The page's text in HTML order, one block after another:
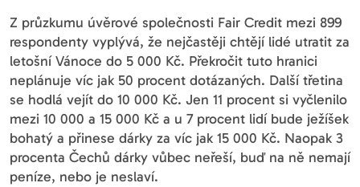
Z průzkumu úvěrové společnosti Fair Credit mezi 899
respondenty vyplývá, že nejčastěji chtějí lidé utratit za
letošní Vánoce do 5 000 Kč. Překročit tuto hranici
neplánuje víc jak 50 procent dotázaných. Další třetina
se hodlá vejít do 10 000 Kč. Jen 11 procent si vyčlenilo
mezi 10 000 a 15 000 Kč a u 7 procent lidí bude ježíšek
bohatý a přinese dárky za víc jak 15 000 Kč. Naopak 3
procenta Čechů dárky vůbec neřeší, buď na ně nemají
peníze, nebo je neslaví.